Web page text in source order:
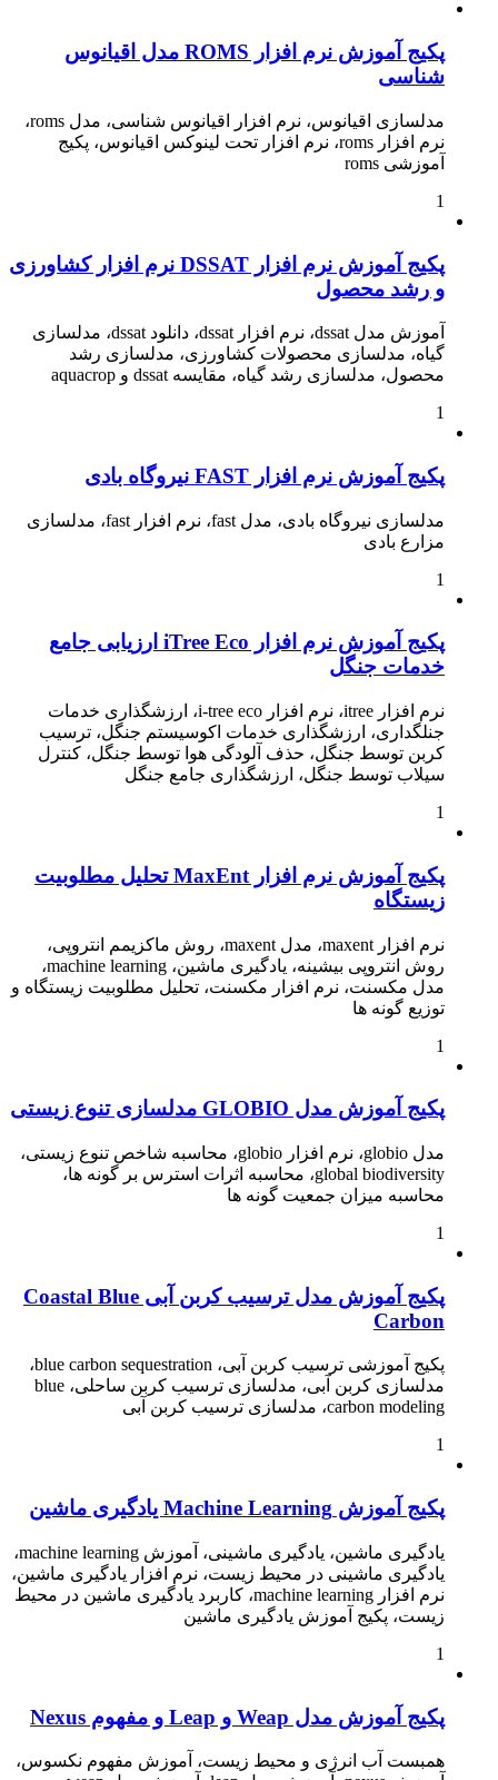
پکیج آموزش نرم افزار ROMS مدل اقیانوس
شناسی
مدلسازی اقیانوس، نرم افزار اقیانوس شناسی، مدل roms،
نرم افزار roms، نرم افزار تحت لینوکس اقیانوس، پکیج
آموزشی roms
1
پکیج آموزش نرم افزار DSSAT نرم افزار کشاورزی
و رشد محصول
آموزش مدل dssat، نرم افزار dssat، دانلود dssat، مدلسازی
گیاه، مدلسازی محصولات کشاورزی، مدلسازی رشد
محصول، مدلسازی رشد گیاه، مقایسه dssat و aquacrop
1
پکیج آموزش نرم افزار FAST نیروگاه بادی
مدلسازی نیروگاه بادی، مدل fast، نرم افزار fast، مدلسازی
مزارع بادی
1
پکیج آموزش نرم افزار iTree Eco ارزیابی جامع
خدمات جنگل
نرم افزار itree، نرم افزار i-tree eco، ارزشگذاری خدمات
جنلگداری، ارزشگذاری خدمات اکوسیستم جنگل، ترسیب
کربن توسط جنگل، حذف آلودگی هوا توسط جنگل، کنترل
سیلاب توسط جنگل، ارزشگذاری جامع جنگل
1
پکیج آموزش نرم افزار MaxEnt تحلیل مطلوبیت
زیستگاه
نرم افزار maxent، مدل maxent، روش ماکزیمم انتروپی،
روش انتروپی بیشینه، یادگیری ماشین، machine learning،
مدل مکسنت، نرم افزار مکسنت، تحلیل مطلوبیت زیستگاه و
توزیع گونه ها
1
پکیج آموزش مدل GLOBIO مدلسازی تنوع زیستی
مدل globio، نرم افزار globio، محاسبه شاخص تنوع زیستی،
global biodiversity، محاسبه اثرات استرس بر گونه ها،
محاسبه میزان جمعیت گونه ها
1
پکیج آموزش مدل ترسیب کربن آبی Coastal Blue
Carbon
پکیج آموزشی ترسیب کربن آبی، blue carbon sequestration،
مدلسازی کربن آبی، مدلسازی ترسیب کربن ساحلی، blue
carbon modeling، مدلسازی ترسیب کربن آبی
1
پکیج آموزش Machine Learning یادگیری ماشین
یادگیری ماشین، یادگیری ماشینی، آموزش machine learning،
یادگیری ماشینی در محیط زیست، نرم افزار یادگیری ماشین،
نرم افزار machine learning، کاربرد یادگیری ماشین در محیط
زیست، پکیج آموزش یادگیری ماشین
1
پکیج آموزش مدل Weap و Leap و مفهوم Nexus
همبست آب انرژی و محیط زیست، آموزش مفهوم نکسوس،